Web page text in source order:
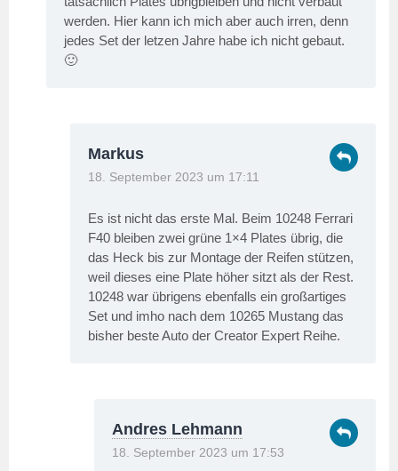
werden. Hier kann ich mich aber auch irren, denn
jedes Set der letzen Jahre habe ich nicht gebaut.
🙂
Markus
18. September 2023 um 17:11
Es ist nicht das erste Mal. Beim 10248 Ferrari
F40 bleiben zwei grüne 1×4 Plates übrig, die
das Heck bis zur Montage der Reifen stützen,
weil dieses eine Plate höher sitzt als der Rest.
10248 war übrigens ebenfalls ein großartiges
Set und imho nach dem 10265 Mustang das
bisher beste Auto der Creator Expert Reihe.
Andres Lehmann
18. September 2023 um 17:53